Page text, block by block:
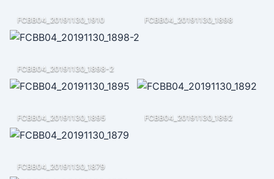
FCBB04_20191130_1910 FCBB04_20191130_1898
FCBB04_20191130_1898-2
FCBB04_20191130_1895 FCBB04_20191130_1892
FCBB04_20191130_1879